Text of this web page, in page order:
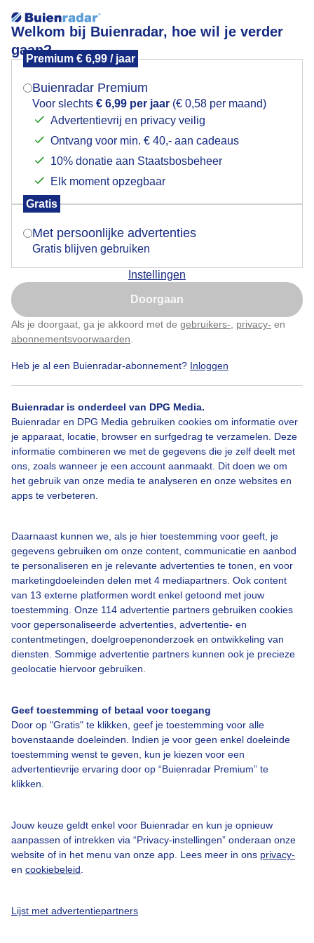
Welkom bij Buienradar, hoe wil je verder
gaan?
Premium € 6,99 / jaar
Buienradar Premium
Voor slechts € 6,99 per jaar (€ 0,58 per maand)
Advertentievrij en privacy veilig
Ontvang voor min. € 40,- aan cadeaus
10% donatie aan Staatsbosbeheer
Elk moment opzegbaar
Gratis
Met persoonlijke advertenties
Gratis blijven gebruiken
Instellingen
Doorgaan
Als je doorgaat, ga je akkoord met de gebruikers- privacy- en
abonnementsvoorwaarden
Heb je al een Buienradar-abonnement? Inloggen
Buienradar is onderdeel van DPG Media.
Buienradar en DPG Media gebruiken cookies om informatie over
je apparaat, locatie, browser en surfgedrag te verzamelen. Deze
informatie combineren we met de gegevens die je zelf deelt met
ons, zoals wanneer je een account aanmaakt. Dit doen we om
het gebruik van onze media te analyseren en onze websites en
apps te verbeteren.
Daarnaast kunnen we, als je hier toestemming voor geeft, je
gegevens gebruiken om onze content, communicatie en aanbod
te personaliseren en je relevante advertenties te tonen, en voor
marketingdoeleinden delen met 4 mediapartners. Ook content
van 13 externe platformen wordt enkel getoond met jouw
toestemming. Onze 114 advertentie partners gebruiken cookies
voor gepersonaliseerde advertenties, advertentie- en
contentmetingen, doelgroepenonderzoek en ontwikkeling van
diensten. Sommige advertentie partners kunnen ook je precieze
geolocatie hiervoor gebruiken.
Geef toestemming of betaal voor toegang
Door op "Gratis" te klikken, geef je toestemming voor alle
bovenstaande doeleinden. Indien je voor geen enkel doeleinde
toestemming wenst te geven, kun je kiezen voor een
advertentievrije ervaring door op “Buienradar Premium” te
klikken.
Jouw keuze geldt enkel voor Buienradar en kun je opnieuw
aanpassen of intrekken via “Privacy-instellingen” onderaan onze
website of in het menu van onze app. Lees meer in ons privacy-
en cookiebeleid
Lijst met advertentiepartners
Vanmorgen !
Door: Geno Bijl Gemaakt: 28-09-2025, 80x bekeken
Herfst Zon
Bekijk slideshow
Over Buienradar
Bedrijfsgegevens
Contact
Toegankelijkheid
Gebruikersvoorwaarden
Adverteren
Privacy beleid
Cookie beleid
Mogen we je locatie gebruiken voor het
Indien je hier nog geen akkoord op hebt gegeven,
verschijnt er zo een pop-up uit je browser waarin
Is goed, toon de popup
Nu niet, misschien later
Klik hierom dit aan te passen